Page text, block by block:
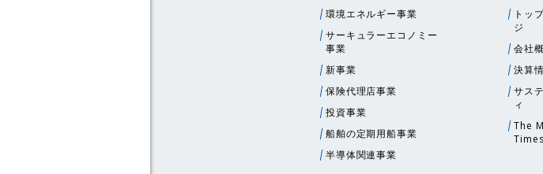
環境エネルギー事業
サーキュラーエコノミー
事業
新事業
保険代理店事業
投資事業
船舶の定期用船事業
半導体関連事業
トッ
ジ
会社
決算
サス
ィ
The
Times